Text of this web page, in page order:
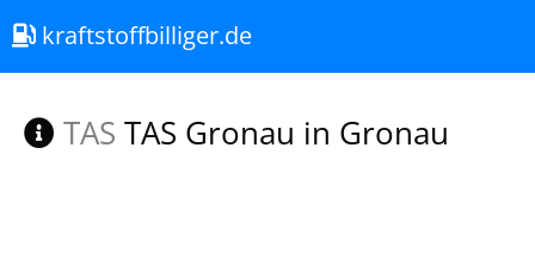
kraftstoffbilliger.de
TAS TAS Gronau in Gronau